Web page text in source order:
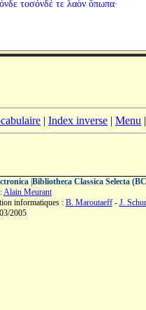
τοσόνδέ τε λαὸν ὄπωπα·
| Index inverse | Menu |
| Bibliotheca Classica Selecta
Alain Meurant
informatiques : B. Maroutaeff- J.
2005